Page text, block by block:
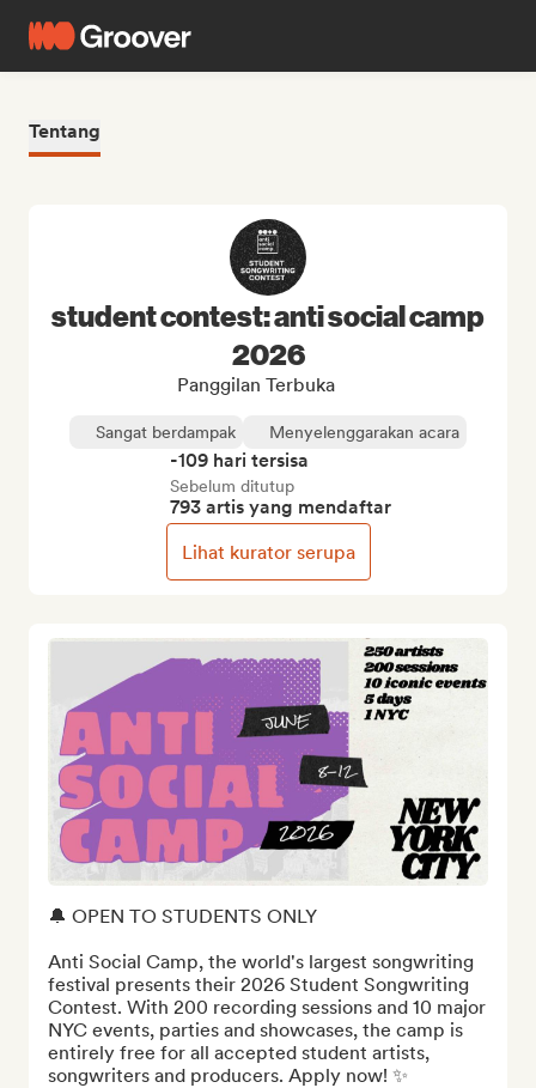
Tentang
🔔 OPEN TO STUDENTS ONLY
Anti Social Camp, the world's largest songwriting
festival presents their 2026 Student Songwriting
Contest. With 200 recording sessions and 10 major
NYC events, parties and showcases, the camp is
entirely free for all accepted student artists,
songwriters and producers. Apply now! ✨
student contest: anti social camp
2026
Panggilan Terbuka
Sangat berdampak Menyelenggarakan acara
-109 hari tersisa
Sebelum ditutup
793 artis yang mendaftar
Lihat kurator serupa